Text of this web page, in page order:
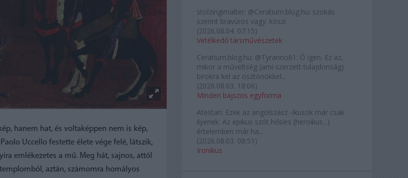
hanem hat, és voltaképpen nem is kép,
Uccello festette élete vége felé, látszik,
emlékezetes a mű. Meg hát, sajnos, attól
aztán, számomra homályos
stolzingimalter: @Ceratium.blog.hu: szokás
szerint bravúros vagy. köszi
(2026.08.04. 07:15)
Vetélkedő társművészetek
Ceratium.blog.hu: @Tyranno61: Ó igen. Ez az,
mikor a műveltség (ami szerzett tulajdonság)
birokra kel az ösztönökkel...
(2026.08.03. 18:06)
Minden bajszos egyforma
Atestan: Ezek az angolszász -ikusok már csak
ilyenek. Az epikus szót hősies (heroikus...)
értelemben már ha...
(2026.08.03. 08:51 )
Ironikus